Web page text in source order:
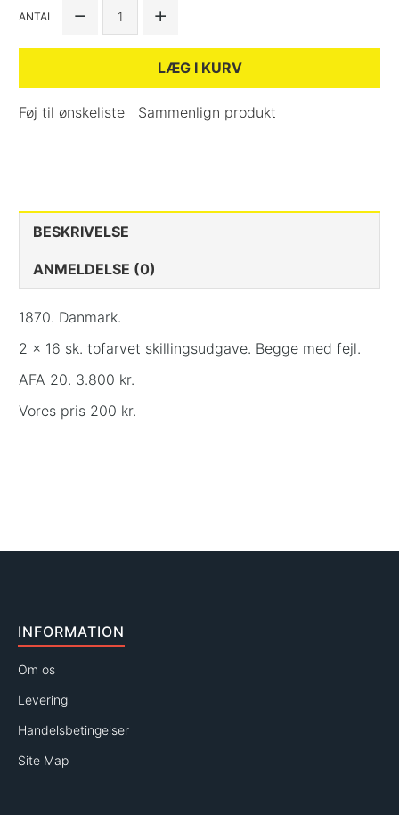
ANTAL
LÆG I KURV
Føj til ønskeliste Sammenlign produkt
BESKRIVELSE
ANMELDELSE (0)
1870. Danmark.
2 x 16 sk. tofarvet skillingsudgave. Begge med fejl.
AFA 20. 3.800 kr.
Vores pris 200 kr.
INFORMATION
Om os
Levering
Handelsbetingelser
Site Map